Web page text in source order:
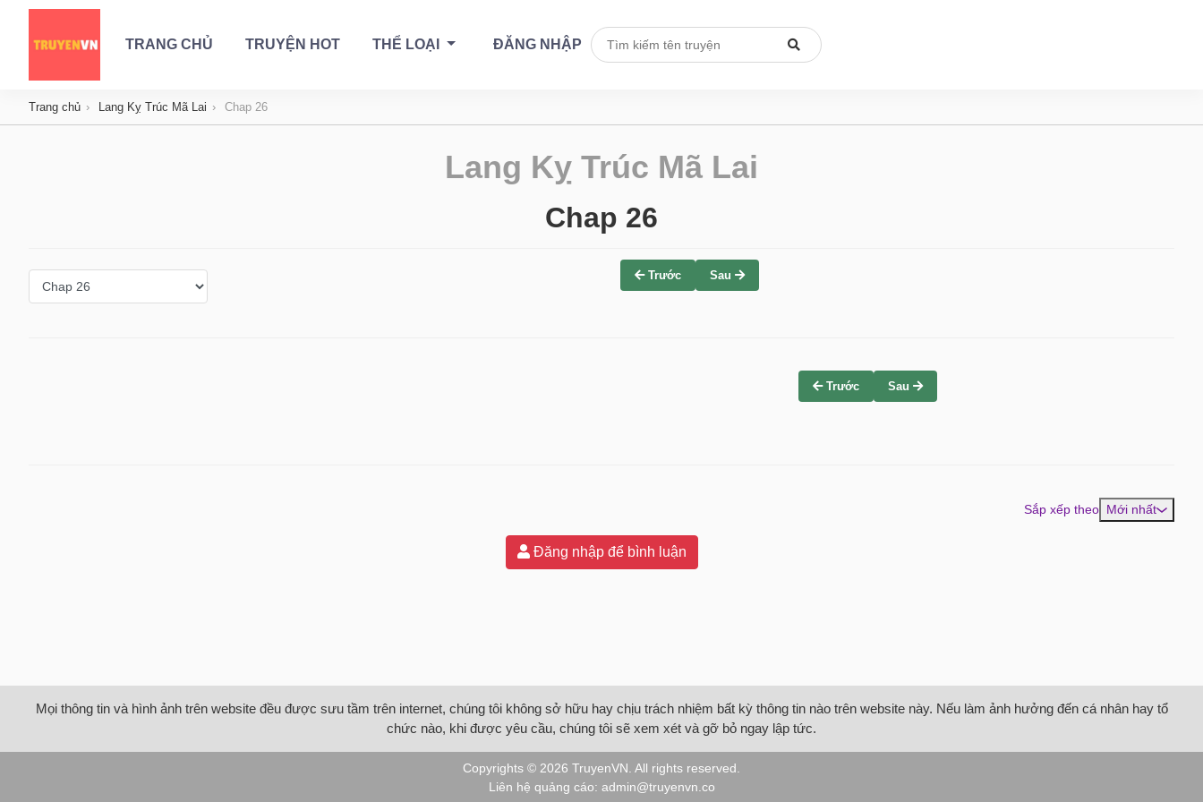
TRANG CHỦ TRUYỆN HOT THỂ LOẠI ĐĂNG NHẬP
Trang chủ Lang Kỵ Trúc Mã Lai Chap 26
Lang Kỵ Trúc Mã Lai
Chap 26
Trước Sau
Trước Sau
Sắp xếp theo Mới nhất
Đăng nhập để bình luận
Mọi thông tin và hình ảnh trên website đều được sưu tầm trên internet, chúng tôi không sở hữu hay chịu trách nhiệm bất kỳ thông tin nào trên website này. Nếu làm ảnh hưởng đến cá nhân hay tổ
chức nào, khi được yêu cầu, chúng tôi sẽ xem xét và gỡ bỏ ngay lập tức.
Copyrights © 2026 TruyenVN . All rights reserved.
Liên hệ quảng cáo: admin@truyenvn.co